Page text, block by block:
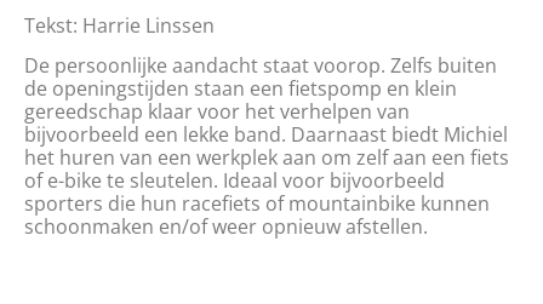
Tekst: Harrie Linssen
De persoonlijke aandacht staat voorop. Zelfs buiten
de openingstijden staan een fietspomp en klein
gereedschap klaar voor het verhelpen van
bijvoorbeeld een lekke band. Daarnaast biedt Michiel
het huren van een werkplek aan om zelf aan een fiets
of e-bike te sleutelen. Ideaal voor bijvoorbeeld
sporters die hun racefiets of mountainbike kunnen
schoonmaken en/of weer opnieuw afstellen.